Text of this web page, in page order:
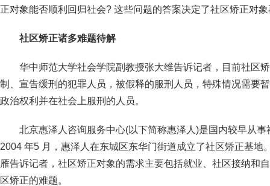
正对象能否顺利回归社会? 这些问题的答案决定了社区矫正对
社区矫正诸多难题待解
华中师范大学社会学院副教授张大维告诉记者，目前社区
制、宣告缓刑的犯罪人员，被假释的服刑人员，特殊情况需要
政治权利并在社会上服刑的人员。
北京惠泽人咨询服务中心(以下简称惠泽人)是国内较早从
2004 年5 月，惠泽人在东城区东华门街道成立了社区矫正基地
雁告诉记者，社区矫正对象的需求主要包括就业、社区接纳和
区矫正的难题。